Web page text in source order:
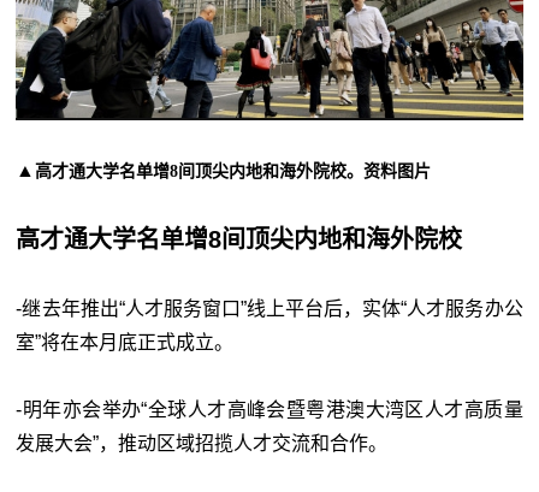
▲高才通大学名单增8间顶尖内地和海外院校。资料图片
高才通大学名单增8间顶尖内地和海外院校
-继去年推出“人才服务窗口”线上平台后，实体“人才服务办公
室”将在本月底正式成立。
-明年亦会举办“全球人才高峰会暨粤港澳大湾区人才高质量
发展大会”，推动区域招揽人才交流和合作。